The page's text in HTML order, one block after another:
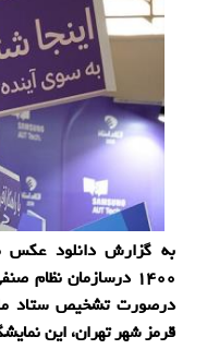
به گزارش دانلود عکس
۱۴۰۰ درسازمان نظام
درصورت تشخیص ستاد
قرمز شهر تهران، این